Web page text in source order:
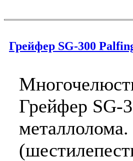
Грейфер SG-300
Грейфер SG-